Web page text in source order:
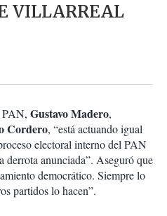
VILLARREAL
PAN, Gustavo Madero,
Cordero, “está actuando igual
electoral interno del PAN
anunciada”. Aseguró que
democrático. Siempre lo
partidos lo hacen”.